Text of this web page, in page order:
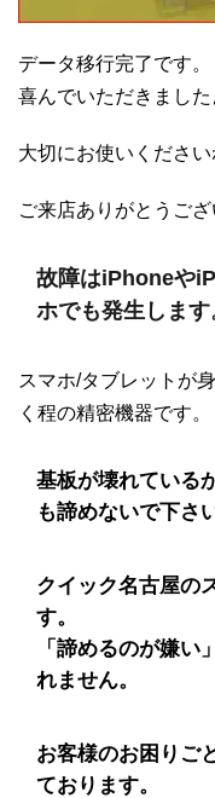
データ移行完了です。
喜んでいただきました
大切にお使いください
ご来店ありがとうご
故障はiPhoneや
ホでも発生します
スマホ/タブレットが
く程の精密機器です。
基板が壊れている
も諦めないで下さい
クイック名古屋の
す。
「諦めるのが嫌い
れません。
お客様のお困りご
ております。